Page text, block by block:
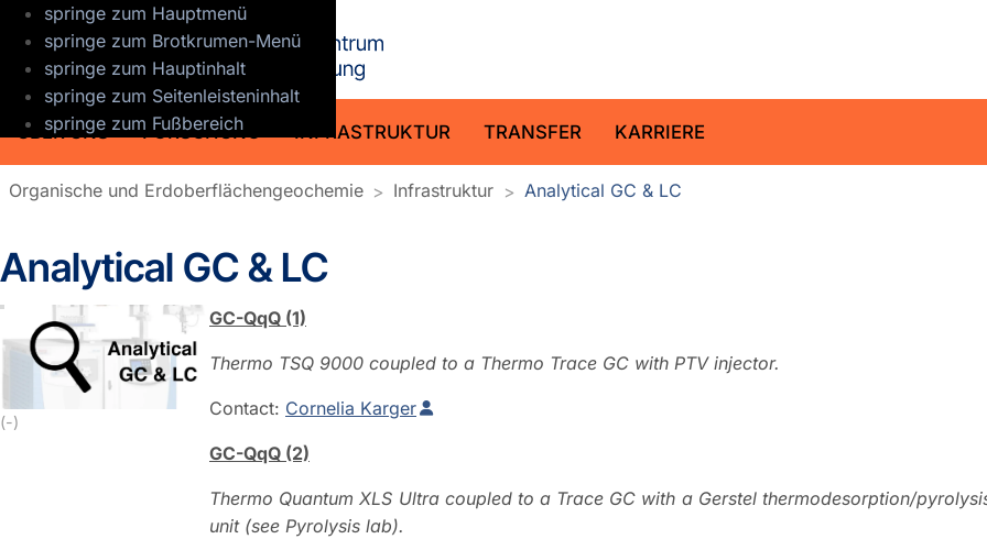
springe zum Hauptmenü
springe zum Brotkrumen-Menü
springe zum Hauptinhalt
springe zum Seitenleisteninhalt
springe zum Fußbereich
ÜBER UNS FORSCHUNG INFRASTRUKTUR TRANSFER KARRIERE
Organische und Erdoberflächengeochemie Infrastruktur Analytical GC & LC
Analytical GC & LC
(-)
GC-QqQ (1)
Thermo TSQ 9000 coupled to a Thermo Trace GC with PTV injector.
Contact: Cornelia Karger
GC-QqQ (2)
Thermo Quantum XLS Ultra coupled to a Trace GC with a Gerstel thermodesorption/
unit (see Pyrolysis lab).